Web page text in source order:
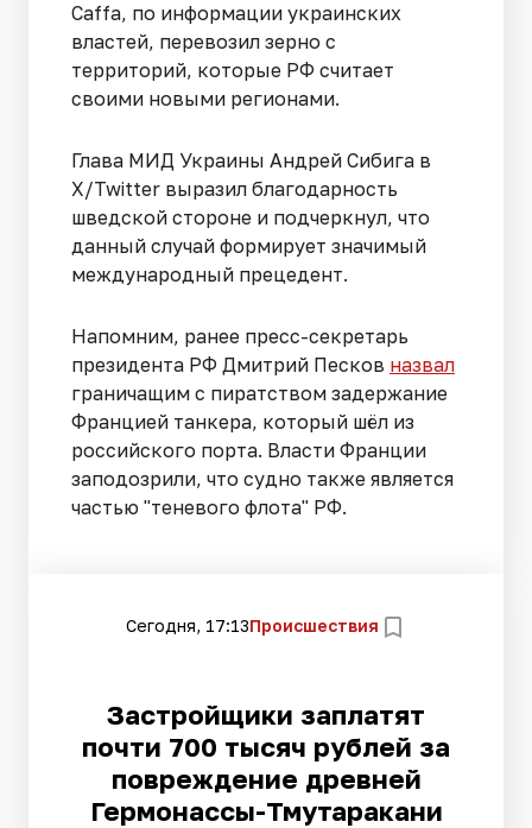
Caffа, по информации украинских
властей, перевозил зерно с
территорий, которые РФ считает
своими новыми регионами.
Глава МИД Украины Андрей Сибига в
X/Twitter выразил благодарность
шведской стороне и подчеркнул, что
данный случай формирует значимый
международный прецедент.
Напомним, ранее пресс-секретарь
президента РФ Дмитрий Песков назвал
граничащим с пиратством задержание
Францией танкера, который шёл из
российского порта. Власти Франции
заподозрили, что судно также является
частью "теневого флота" РФ.
Сегодня, 17:13Происшествия
Застройщики заплатят
почти 700 тысяч рублей за
повреждение древней
Гермонассы-Тмутаракани